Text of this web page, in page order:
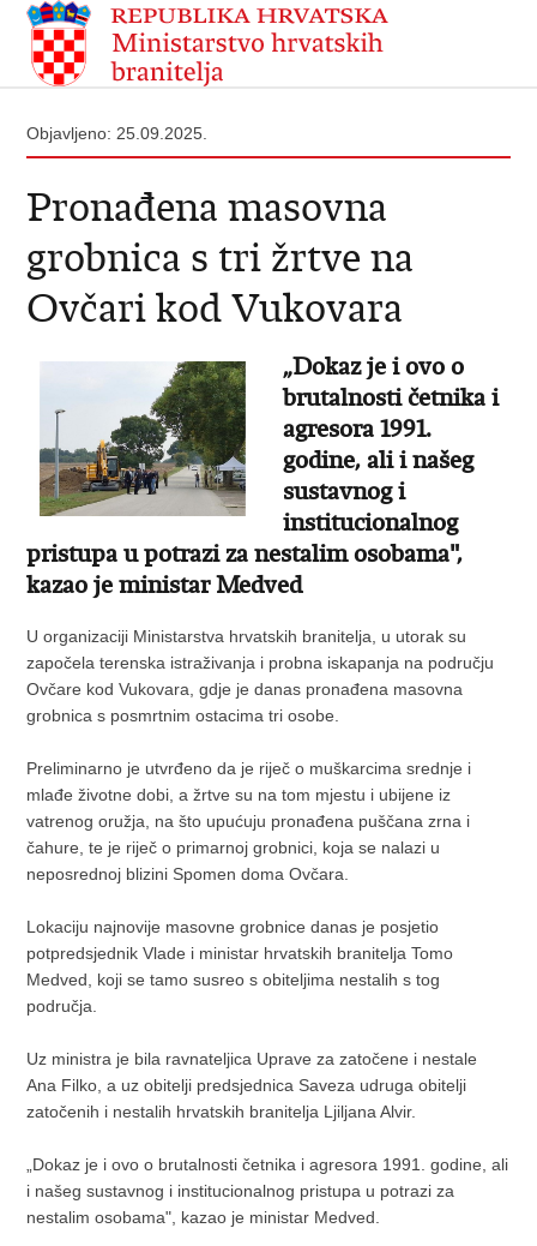
Objavljeno: 25.09.2025.
Pronađena masovna
grobnica s tri žrtve na
Ovčari kod Vukovara
„Dokaz je i ovo o
brutalnosti četnika i
agresora 1991.
godine, ali i našeg
sustavnog i
institucionalnog
pristupa u potrazi za nestalim osobama",
kazao je ministar Medved
U organizaciji Ministarstva hrvatskih branitelja, u utorak su
započela terenska istraživanja i probna iskapanja na području
Ovčare kod Vukovara, gdje je danas pronađena masovna
grobnica s posmrtnim ostacima tri osobe.
Preliminarno je utvrđeno da je riječ o muškarcima srednje i
mlađe životne dobi, a žrtve su na tom mjestu i ubijene iz
vatrenog oružja, na što upućuju pronađena puščana zrna i
čahure, te je riječ o primarnoj grobnici, koja se nalazi u
neposrednoj blizini Spomen doma Ovčara.
Lokaciju najnovije masovne grobnice danas je posjetio
potpredsjednik Vlade i ministar hrvatskih branitelja Tomo
Medved, koji se tamo susreo s obiteljima nestalih s tog
područja.
Uz ministra je bila ravnateljica Uprave za zatočene i nestale
Ana Filko, a uz obitelji predsjednica Saveza udruga obitelji
zatočenih i nestalih hrvatskih branitelja Ljiljana Alvir.
„Dokaz je i ovo o brutalnosti četnika i agresora 1991. godine, ali
i našeg sustavnog i institucionalnog pristupa u potrazi za
nestalim osobama", kazao je ministar Medved.